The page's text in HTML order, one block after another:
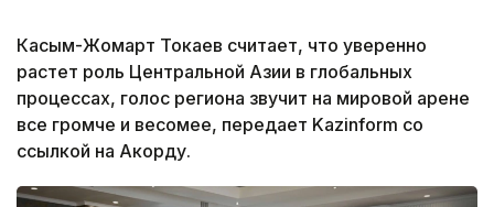
Касым-Жомарт Токаев считает, что уверенно
растет роль Центральной Азии в глобальных
процессах, голос региона звучит на мировой арене
все громче и весомее, передает Kazinform со
ссылкой на Акорду.